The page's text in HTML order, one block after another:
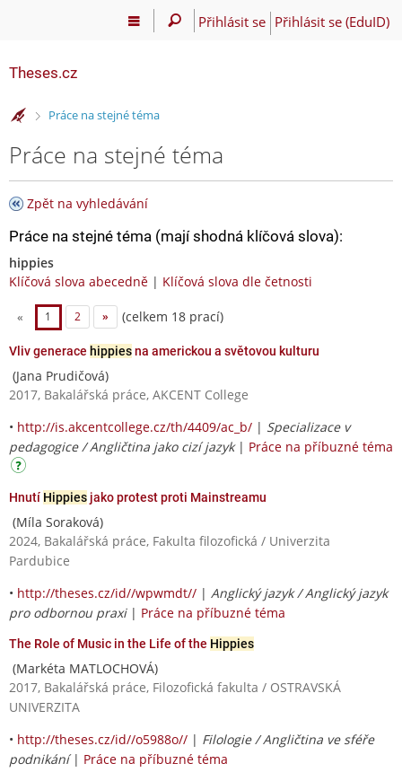
Přihlásit se Přihlásit se (EduID)
Theses.cz
>Práce na stejné téma
Práce na stejné téma
Zpět na vyhledávání
Práce na stejné téma (mají shodná klíčová slova):
hippies
Klíčová slova abecedně | Klíčová slova dle četnosti
« 1 2 » (celkem 18 prací)
Vliv generace hippiesna americkou a světovou kulturu
(Jana Prudičová)
2017, Bakalářská práce, AKCENT College
• http://is.akcentcollege.cz/th/4409/ac_b/ | Specializace v
pedagogice / Angličtina jako cizí jazyk| Práce na příbuzné téma
Hnutí Hippies jako protest proti Mainstreamu
(Míla Soraková)
2024, Bakalářská práce, Fakulta filozofická / Univerzita
Pardubice
• http://theses.cz/id//wpwmdt// | Anglický jazyk / Anglický jazyk
pro odbornou praxi| Práce na příbuzné téma
The Role of Music in the Life of the Hippies
(Markéta MATLOCHOVÁ)
2017, Bakalářská práce, Filozofická fakulta / OSTRAVSKÁ
UNIVERZITA
• http://theses.cz/id//o5988o// | Filologie / Angličtina ve sféře
podnikání| Práce na příbuzné téma